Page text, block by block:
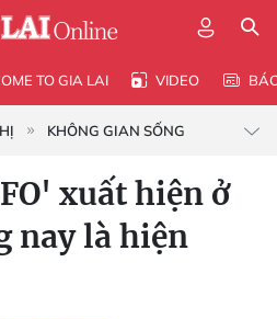
TO GIA LAI VIDEO
KHÔNG GIAN SỐNG
xuất hiện ở
nay là hiện